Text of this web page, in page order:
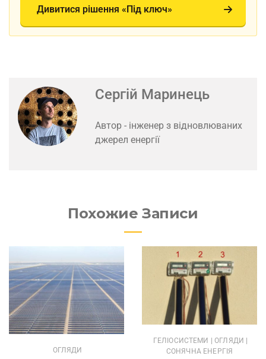
Дивитися рішення «Під ключ»
Сергій Маринець
Автор - інженер з відновлюваних
джерел енергії
Похожие Записи
ОГЛЯДИ
ГЕЛІОСИСТЕМИ | ОГЛЯДИ |
СОНЯЧНА ЕНЕРГІЯ